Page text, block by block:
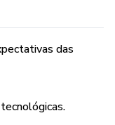
você e sua
das